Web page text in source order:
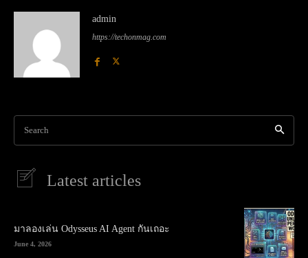
admin
https://techonmag.com
Search
Latest articles
มาลองเล่น Odysseus AI Agent กันเถอะ
June 4, 2026